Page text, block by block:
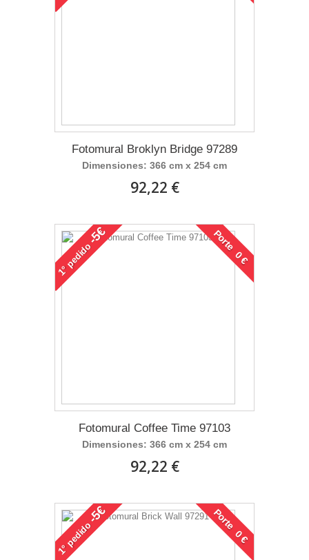
Fotomural Broklyn Bridge 97289
Dimensiones: 366 cm x 254 cm
92,22 €
1°
pedido
-5€ Porte 0 €
Fotomural Coffee Time 97103
Dimensiones: 366 cm x 254 cm
92,22 €
1°
pedido
-5€ Porte 0 €